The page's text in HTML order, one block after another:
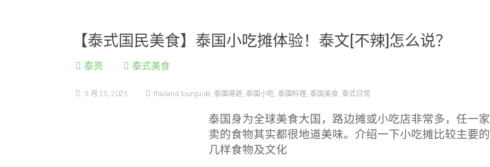
【泰式国民美食】泰国小吃摊体验！泰文[不辣]怎么说？
泰亮 泰式美食
5 月 25, 2025 thailand tourguide, 泰國導遊, 泰國小吃, 泰國料理, 泰国美食, 泰式日常
泰国身为全球美食大国，路边摊或小吃店非常多，任一家
卖的食物其实都很地道美味。介绍一下小吃摊比较主要的
几样食物及文化